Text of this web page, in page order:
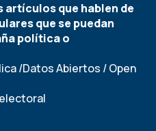
artículos que hablen de
que se puedan
política o
/Datos Abiertos / Open